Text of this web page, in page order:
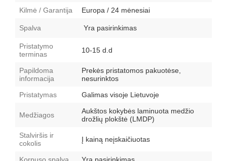
Kilmė / Garantija
Europa / 24 mėnesiai
Spalva Yra pasirinkimas
Pristatymo
terminas
10-15 d.d
Papildoma
informacija
Prekės pristatomos pakuotėse,
nesurinktos
Pristatymas
Galimas visoje Lietuvoje
Medžiagos
Aukštos kokybės laminuota medžio
drožlių plokštė (LMDP)
Stalviršis ir
cokolis
Į kainą neįskaičiuotas